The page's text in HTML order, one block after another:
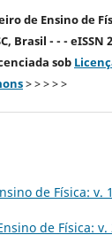
de Ensino de
Brasil - - - eISSN
sob
> > > > >
de Física: v.
de Física: v.